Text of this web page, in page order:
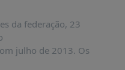
da federação, 23
julho de 2013. Os